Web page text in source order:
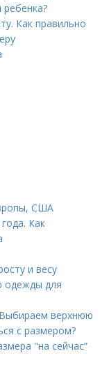
Как правильно
США
Как
и весу
одежды для
верхнюю
с размером?
"на сейчас”